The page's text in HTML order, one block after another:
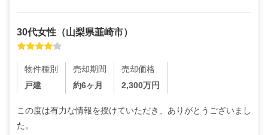
30代女性 （山梨県韮崎市）
物件種別
戸建
売却期間
約6ヶ月
売却価格
2,300万円
この度は有力な情報を授けていただき、ありがとうございまし
た。